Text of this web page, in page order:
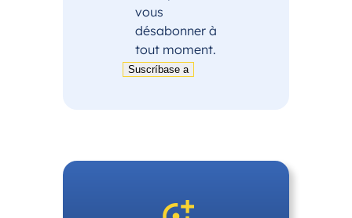
vous
désabonner à
tout moment.
Suscríbase a